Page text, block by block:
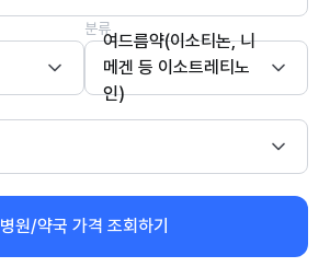
분류
여드름약(이소티논, 니
메겐 등 이소트레티노
인)
병원/약국 가격 조회하기